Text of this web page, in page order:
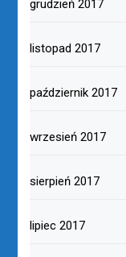
grudzień 2017
listopad 2017
październik 2017
wrzesień 2017
sierpień 2017
lipiec 2017